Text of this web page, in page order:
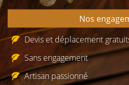
Nos
Devis et déplacement
Sans engagement
Artisan passionné